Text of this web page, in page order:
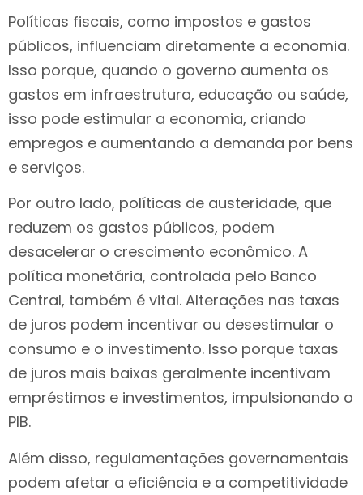
Políticas fiscais, como impostos e gastos
públicos, influenciam diretamente a economia.
Isso porque, quando o governo aumenta os
gastos em infraestrutura, educação ou saúde,
isso pode estimular a economia, criando
empregos e aumentando a demanda por bens
e serviços.
Por outro lado, políticas de austeridade, que
reduzem os gastos públicos, podem
desacelerar o crescimento econômico. A
política monetária, controlada pelo Banco
Central, também é vital. Alterações nas taxas
de juros podem incentivar ou desestimular o
consumo e o investimento. Isso porque taxas
de juros mais baixas geralmente incentivam
empréstimos e investimentos, impulsionando o
PIB.
Além disso, regulamentações governamentais
podem afetar a eficiência e a competitividade